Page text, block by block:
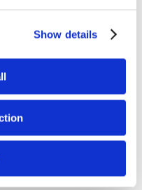
Show details
Easy Move On
rabat na samochód.